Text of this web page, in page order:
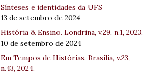
Sínteses e identidades da UFS
13 de setembro de 2024
História & Ensino. Londrina, v.29, n.1, 2023.
10 de setembro de 2024
Em Tempos de Histórias. Brasília, v.23,
n.43, 2024.